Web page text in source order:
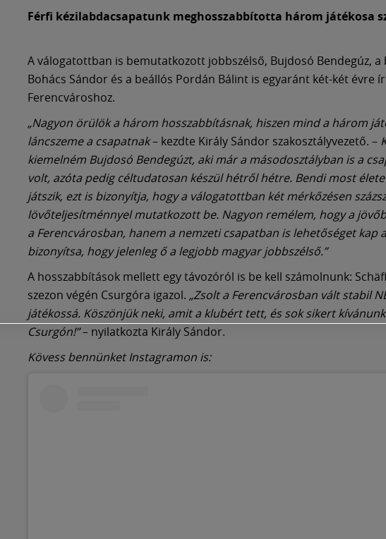
Férfi kézilabdacsapatunk meghosszabbította három játékosa
A válogatottban is bemutatkozott jobbszélső, Bujdosó Bendegúz, a
Bohács Sándor és a beállós Pordán Bálint is egyaránt két-két évre
Ferencvároshoz.
„Nagyon örülök a három hosszabbításnak, hiszen mind a három
láncszeme a csapatnak– kezdte Király Sándor szakosztályvezető. –
kiemelném Bujdosó Bendegúzt, aki már a másodosztályban is a
volt, azóta pedig céltudatosan készül hétről hétre. Bendi most
játszik, ezt is bizonyítja, hogy a válogatottban két mérkőzésen
lövőteljesítménnyel mutatkozott be. Nagyon remélem, hogy a
a Ferencvárosban, hanem a nemzeti csapatban is lehetőséget kap
bizonyítsa, hogy jelenleg ő a legjobb magyar jobbszélső.”
A hosszabbítások mellett egy távozóról is be kell számolnunk:
szezon végén Csurgóra igazol. „Zsolt a Ferencvárosban vált stabil
játékossá. Köszönjük neki, amit a klubért tett, és sok sikert
Csurgón!”– nyilatkozta Király Sándor.
Kövess bennünket Instagramon is: